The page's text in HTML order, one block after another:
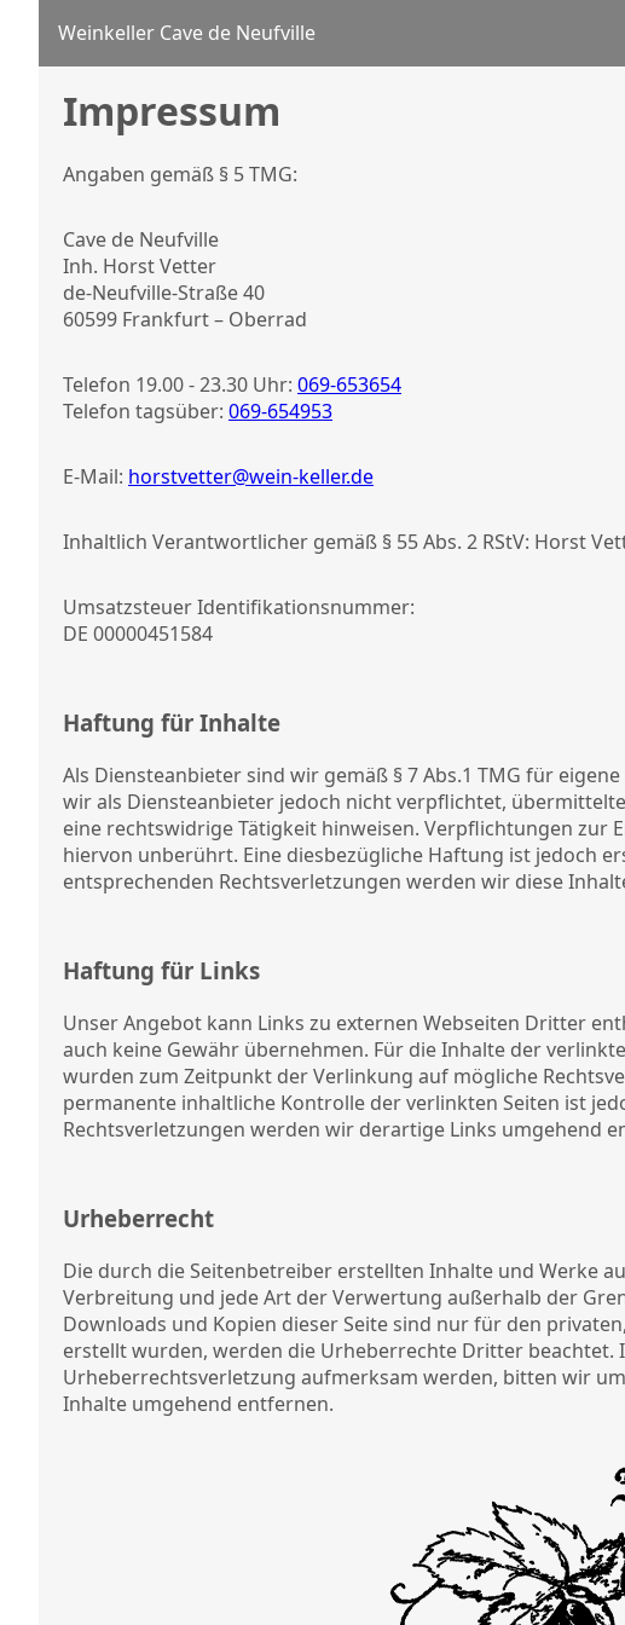
Weinkeller Cave de Neufville
Impressum
Angaben gemäß § 5 TMG:
Cave de Neufville
Inh. Horst Vetter
de-Neufville-Straße 40
60599 Frankfurt – Oberrad
Telefon 19.00 - 23.30 Uhr: 069-653654
Telefon tagsüber: 069-654953
E-Mail: horstvetter@wein-keller.de
Inhaltlich Verantwortlicher gemäß § 55 Abs. 2 RStV: Horst
Umsatzsteuer Identifikationsnummer:
DE 00000451584
Haftung für Inhalte
Als Diensteanbieter sind wir gemäß § 7 Abs.1 TMG für
wir als Diensteanbieter jedoch nicht verpflichtet,
eine rechtswidrige Tätigkeit hinweisen. Verpflichtungen
hiervon unberührt. Eine diesbezügliche Haftung ist jedoch
entsprechenden Rechtsverletzungen werden wir diese
Haftung für Links
Unser Angebot kann Links zu externen Webseiten Dritter
auch keine Gewähr übernehmen. Für die Inhalte der
wurden zum Zeitpunkt der Verlinkung auf mögliche
permanente inhaltliche Kontrolle der verlinkten Seiten ist
Rechtsverletzungen werden wir derartige Links umgehend
Urheberrecht
Die durch die Seitenbetreiber erstellten Inhalte und Werke
Verbreitung und jede Art der Verwertung außerhalb der
Downloads und Kopien dieser Seite sind nur für den
erstellt wurden, werden die Urheberrechte Dritter
Urheberrechtsverletzung aufmerksam werden, bitten wir
Inhalte umgehend entfernen.